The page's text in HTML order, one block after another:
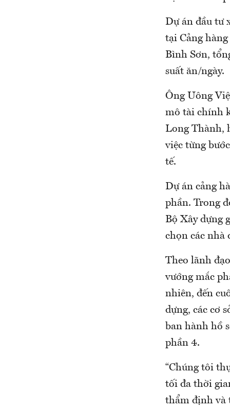
Dự án đầu tư
tại Cảng
Bình Sơn,
suất ăn/ngày.
Ông Uông
mô tài chính
Long Thành,
việc từng
tế.
Dự án cảng
phần. Trong
Bộ Xây dựng
chọn các nhà
Theo lãnh
vướng mắc
nhiên, đến
dựng, các cơ
ban hành hồ
phần 4.
“Chúng tôi
tối đa thời
thẩm định và